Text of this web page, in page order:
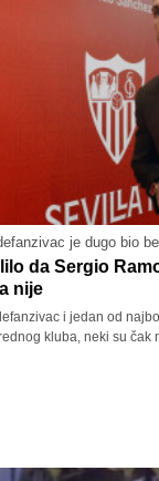
je dugo bio
da Sergio
nije
i jedan od
kluba, neki su čak